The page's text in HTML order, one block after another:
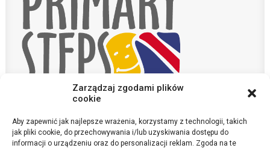
Zarządzaj zgodami plików
cookie
Aby zapewnić jak najlepsze wrażenia, korzystamy z technologii, takich
jak pliki cookie, do przechowywania i/lub uzyskiwania dostępu do
informacji o urządzeniu oraz do personalizacji reklam. Zgoda na te
KONTAKT
POLITYKA PRYWATNOŚCI